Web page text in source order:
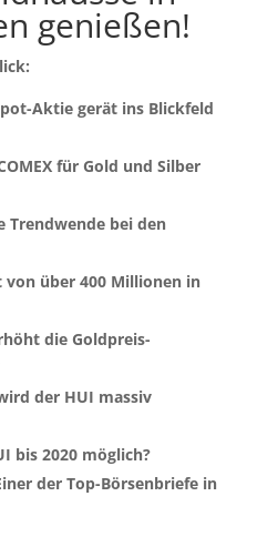
genießen!
Aktie gerät ins Blickfeld
für Gold und Silber
Trendwende bei den
von über 400 Millionen in
die Goldpreis-
der HUI massiv
bis 2020 möglich?
Einer der Top-Börsenbriefe in